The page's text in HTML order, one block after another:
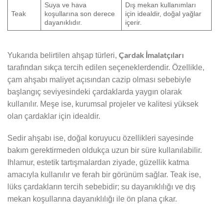
Teak
Suya ve hava
koşullarına son derece
dayanıklıdır.
Dış mekan kullanımları
için idealdir, doğal yağlar
içerir.
Yukarıda belirtilen ahşap türleri, Çardak İmalatçıları
tarafından sıkça tercih edilen seçeneklerdendir. Özellikle,
çam ahşabı maliyet açısından cazip olması sebebiyle
başlangıç seviyesindeki çardaklarda yaygın olarak
kullanılır. Meşe ise, kurumsal projeler ve kalitesi yüksek
olan çardaklar için idealdir.
Sedir ahşabı ise, doğal koruyucu özellikleri sayesinde
bakım gerektirmeden oldukça uzun bir süre kullanılabilir.
Ihlamur, estetik tartışmalardan ziyade, güzellik katma
amacıyla kullanılır ve ferah bir görünüm sağlar. Teak ise,
lüks çardakların tercih sebebidir; su dayanıklılığı ve dış
mekan koşullarına dayanıklılığı ile ön plana çıkar.